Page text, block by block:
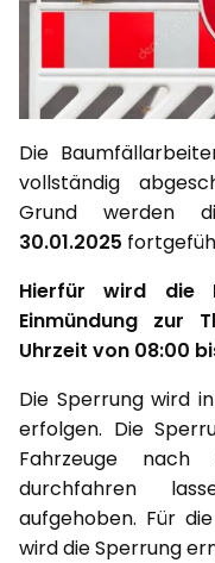
Die
vollständig
Grund werden
30.01.2025
Hierfür wird die
Einmündung zur
Uhrzeit von 08:00
Die Sperrung wird
erfolgen. Die
Fahrzeuge
durchfahren
aufgehoben. Für
wird die Sperrung